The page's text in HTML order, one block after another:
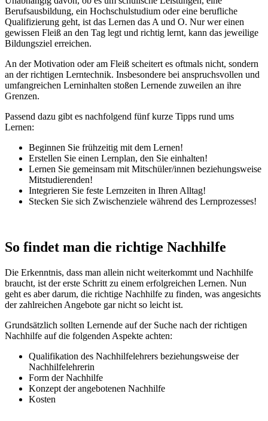
Berufsausbildung, ein Hochschulstudium oder eine berufliche
Qualifizierung geht, ist das Lernen das A und O. Nur wer einen
gewissen Fleiß an den Tag legt und richtig lernt, kann das jeweilige
Bildungsziel erreichen.
An der Motivation oder am Fleiß scheitert es oftmals nicht, sondern
an der richtigen Lerntechnik. Insbesondere bei anspruchsvollen und
umfangreichen Lerninhalten stoßen Lernende zuweilen an ihre
Grenzen.
Passend dazu gibt es nachfolgend fünf kurze Tipps rund ums
Lernen:
Beginnen Sie frühzeitig mit dem Lernen!
Erstellen Sie einen Lernplan, den Sie einhalten!
Lernen Sie gemeinsam mit Mitschüler/innen beziehungsweise
Mitstudierenden!
Integrieren Sie feste Lernzeiten in Ihren Alltag!
Stecken Sie sich Zwischenziele während des Lernprozesses!
So findet man die richtige Nachhilfe
Die Erkenntnis, dass man allein nicht weiterkommt und Nachhilfe
braucht, ist der erste Schritt zu einem erfolgreichen Lernen. Nun
geht es aber darum, die richtige Nachhilfe zu finden, was angesichts
der zahlreichen Angebote gar nicht so leicht ist.
Grundsätzlich sollten Lernende auf der Suche nach der richtigen
Nachhilfe auf die folgenden Aspekte achten:
Qualifikation des Nachhilfelehrers beziehungsweise der
Nachhilfelehrerin
Form der Nachhilfe
Konzept der angebotenen Nachhilfe
Kosten